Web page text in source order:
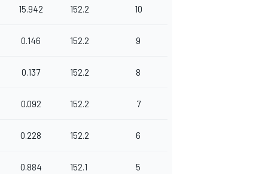
15.942 152.2 10
0.146 152.2 9
0.137 152.2 8
0.092 152.2 7
0.228 152.2 6
0.884 152.1 5